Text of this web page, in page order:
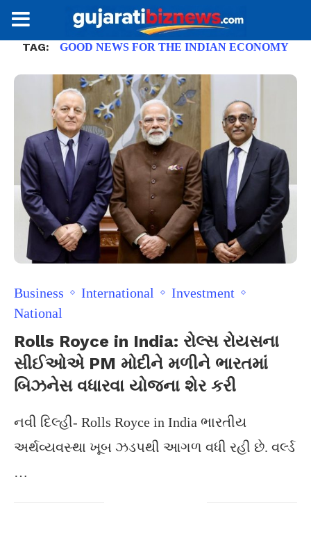
TAG: GOOD NEWS FOR THE INDIAN ECONOMY
Business International
Investment
National
Rolls Royce in India: રોલ્સ રોયસના
સીઈઓએ PM મોદીને મળીને ભારતમાં
બિઝનેસ વધારવા યોજના શેર કરી
નવી દિલ્હી- Rolls Royce in India ભારતીય
અર્થવ્યવસ્થા ખૂબ ઝડપથી આગળ વધી રહી છે. વર્લ્ડ
…